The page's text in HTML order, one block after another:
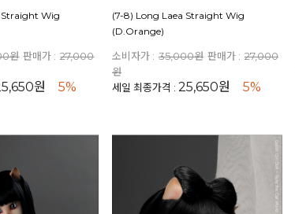
Straight Wig
원 판매가 : 27,000
원 5%
(7-8) Long Laea Straight Wig
(D.Orange)
소비자가 : 35,000원 판매가 : 27,000
원
세일 최종가격 : 25,650원 5%